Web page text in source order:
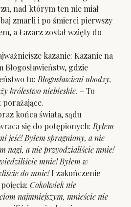
nad którym ten nie miał
zmarli i po śmierci pierwszy
a Łazarz został wzięty do
kazanie: Kazanie na
Błogosławieństw, gdzie
to: Błogosławieni ubodzy,
królestwo niebieskie. – To
końca świata, sądu
się do potępionych: Byłem
jeść! Byłem spragniony, a nie
nagi, a nie przyodzialiście mnie!
mnie! Byłem w
do mnie!I zakończenie
Cokolwiek nie
najmniejszym, mnieście nie